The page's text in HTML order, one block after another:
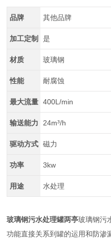
品牌 其他品牌
加工定制 是
材质 玻璃钢
性能 耐腐蚀
最大流量 400L/min
输送能力 24m³/h
驱动方式 磁力
功率 3kw
用途 水处理
玻璃钢污水处理罐两亭玻璃钢污
功能直接关系到罐的运用和防渗